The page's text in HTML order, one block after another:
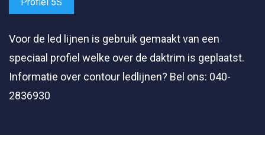
Voor de led lijnen is gebruik gemaakt van een
speciaal profiel welke over de daktrim is geplaatst.
Informatie over contour ledlijnen? Bel ons: 040-
2836930